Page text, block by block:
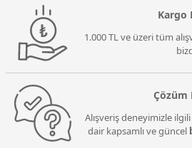
Kargo
1.000 TL ve üzeri tüm
Çözüm
Alışveriş deneyimizle
dair kapsamlı ve güncel